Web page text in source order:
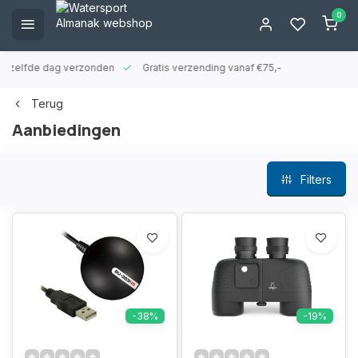
0
zelfde dag verzonden Gratis verzending vanaf €75,-
Terug
Aanbiedingen
Filters
-38% -19%